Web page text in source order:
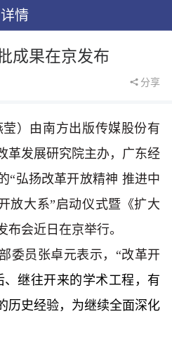
详情
成果在京发布
分享
莹）由南方出版传媒股份有
革发展研究院主办，广东经
“弘扬改革开放精神 推进中
放大系”启动仪式暨《扩大
布会近日在京举行。
员张卓元表示，“改革开
、继往开来的学术工程，有
历史经验，为继续全面深化